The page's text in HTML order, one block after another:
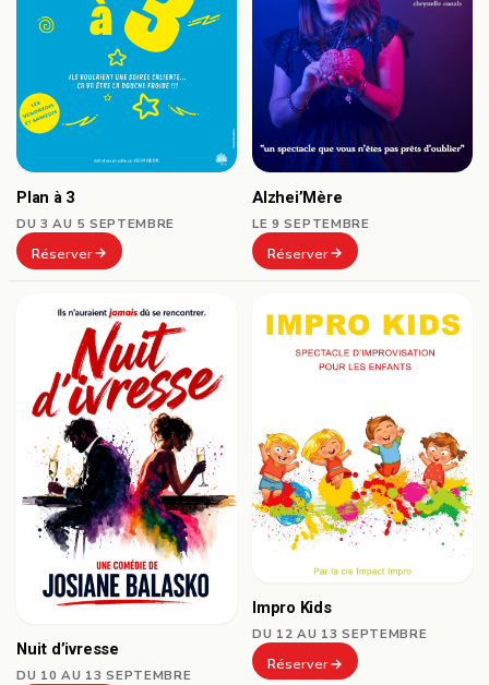
Plan à 3
DU 3 AU 5 SEPTEMBRE
Réserver
Alzhei’Mère
LE 9 SEPTEMBRE
Réserver
Nuit d’ivresse
DU 10 AU 13 SEPTEMBRE
Impro Kids
DU 12 AU 13 SEPTEMBRE
Réserver